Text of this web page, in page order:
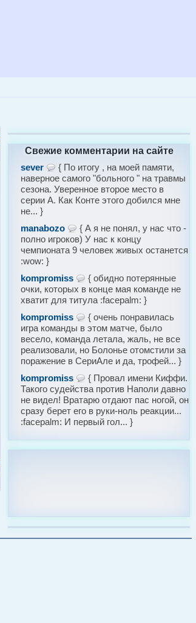
Свежие комментарии на сайте
sever
{ По итогу , на моей памяти,
наверное самого "больного " на травмы
сезона. Уверенное второе место в
серии А. Как Конте этого добился мне
не... }
manabozo
{ А я не понял, у нас что -
полно игроков) У нас к концу
чемпионата 9 человек живых останется
:wow: }
kompromiss
{ обидно потерянные
очки, которых в конце мая команде не
хватит для титула :facepalm: }
kompromiss
{ очень понравилась
игра команды в этом матче, было
весело, команда летала, жаль, не все
реализовали, но Болонье отомстили за
поражение в СериАле и да, трофей... }
kompromiss
{ Провал имени Киффи.
Такого судейства против Наполи давно
не видел! Вратарю отдают пас ногой, он
сразу берет его в руки-ноль реакции...
:facepalm: И первый гол... }